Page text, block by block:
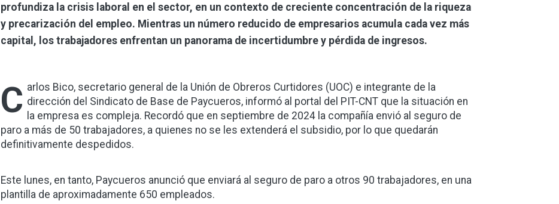
profundiza la crisis laboral en el sector, en un contexto de creciente concentración de la riqueza
y precarización del empleo. Mientras un número reducido de empresarios acumula cada vez más
capital, los trabajadores enfrentan un panorama de incertidumbre y pérdida de ingresos.
C arlos Bico, secretario general de la Unión de Obreros Curtidores (UOC) e integrante de la
dirección del Sindicato de Base de Paycueros, informó al portal del PIT-CNT que la situación en
la empresa es compleja. Recordó que en septiembre de 2024 la compañía envió al seguro de
paro a más de 50 trabajadores, a quienes no se les extenderá el subsidio, por lo que quedarán
definitivamente despedidos.
Este lunes, en tanto, Paycueros anunció que enviará al seguro de paro a otros 90 trabajadores, en una
plantilla de aproximadamente 650 empleados.